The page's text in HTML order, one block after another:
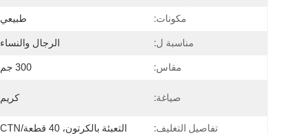
مكونات: طبيعي
مناسبة ل: الرجال والنساء
مقاس: 300 جم
صياغة: كريم
تفاصيل التغليف: التعبئة بالكرتون، 40 قطعة/CTN